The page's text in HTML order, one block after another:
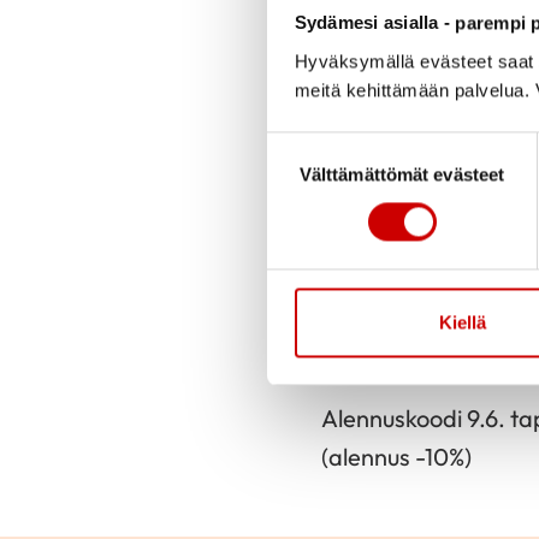
Sydämesi asialla - parempi
Hyväksymällä evästeet
meitä kehittämään
Välttämättömät evästeet
Kiellä
Julkaistu 31.5.2023
Eura Events haluaa
alennettuun
tapahtumiin -10%.
Teräsniska (30.6.),
Ohjelmaan voit
lippukauppaan.
varattuun kenttään.
Alennuskoodi 9.6.
(alennus -10%)